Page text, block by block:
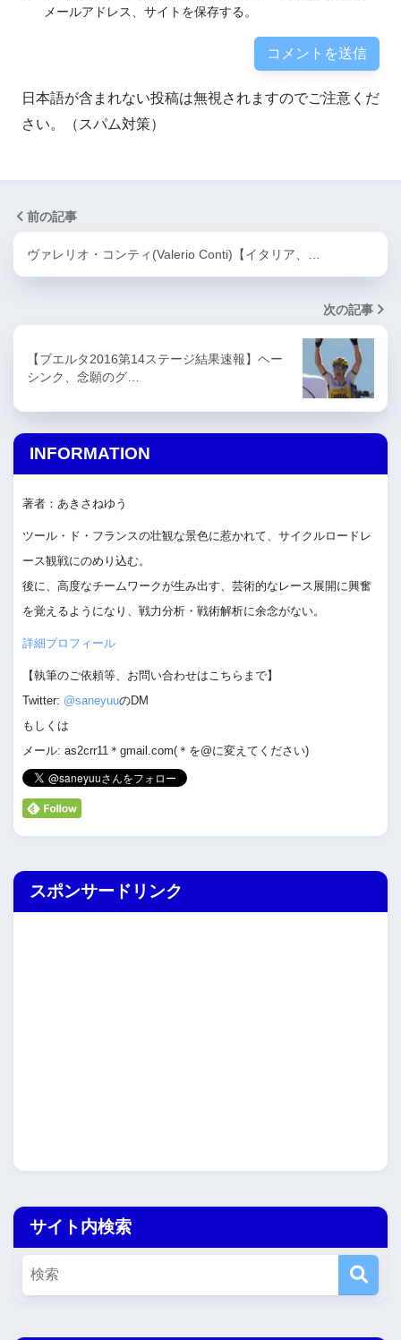
メールアドレス、サイトを保存する。
日本語が含まれない投稿は無視されますのでご注意くだ
さい。（スパム対策）
前の記事
ヴァレリオ・コンティ(Valerio Conti)【イタリア、…
次の記事
【ブエルタ2016第14ステージ結果速報】ヘー
シンク、念願のグ…
INFORMATION
著者：あきさねゆう
ツール・ド・フランスの壮観な景色に惹かれて、サイクルロードレ
ース観戦にのめり込む。
後に、高度なチームワークが生み出す、芸術的なレース展開に興奮
を覚えるようになり、戦力分析・戦術解析に余念がない。
詳細プロフィール
【執筆のご依頼等、お問い合わせはこちらまで】
Twitter: @saneyuuのDM
もしくは
メール: as2crr11＊gmail.com(＊を@に変えてください)
スポンサードリンク
サイト内検索